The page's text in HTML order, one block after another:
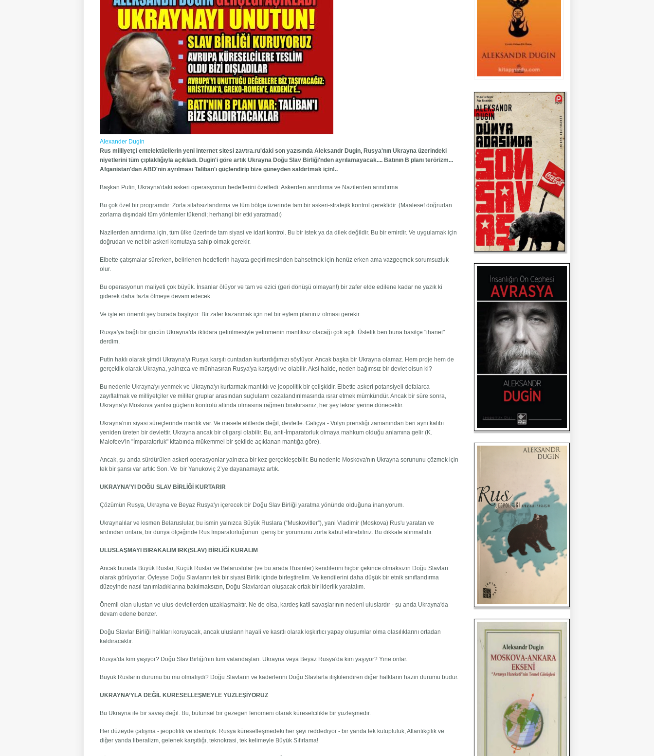
Alexander Dugin
Rus milliyetçi entelektüellerin yeni internet sitesi zavtra.ru'daki son yazısında Aleksandr Dugin, Rusya'nın Ukrayna üzerindeki
niyetlerini tüm çıplaklığıyla açıkladı. Dugin'i göre artık Ukrayna Doğu Slav Birliği'nden ayrılamayacak.... Batının B planı terörizm...
Afganistan'dan ABD'nin ayrılması Taliban'ı güçlendirip bize güneyden saldırtmak için!..
Başkan Putin, Ukrayna'daki askeri operasyonun hedeflerini özetledi: Askerden arındırma ve Nazilerden arındırma.
Bu çok özel bir programdır: Zorla silahsızlandırma ve tüm bölge üzerinde tam bir askeri-stratejik kontrol gereklidir. (Maalesef doğrudan
zorlama dışındaki tüm yöntemler tükendi; herhangi bir etki yaratmadı)
Nazilerden arındırma için, tüm ülke üzerinde tam siyasi ve idari kontrol. Bu bir istek ya da dilek değildir. Bu bir emirdir. Ve uygulamak için
doğrudan ve net bir askeri komutaya sahip olmak gerekir.
Elbette çatışmalar sürerken, belirlenen hedeflerin hayata geçirilmesinden bahsetmek için henüz erken ama vazgeçmek sorumsuzluk
olur.
Bu operasyonun maliyeti çok büyük. İnsanlar ölüyor ve tam ve ezici (geri dönüşü olmayan!) bir zafer elde edilene kadar ne yazık ki
giderek daha fazla ölmeye devam edecek.
Ve işte en önemli şey burada başlıyor: Bir zafer kazanmak için net bir eylem planınız olması gerekir.
Rusya'ya bağlı bir gücün Ukrayna'da iktidara getirilmesiyle yetinmenin mantıksız olacağı çok açık. Üstelik ben buna basitçe "ihanet"
derdim.
Putin haklı olarak şimdi Ukrayna'yı Rusya karşıtı cuntadan kurtardığımızı söylüyor. Ancak başka bir Ukrayna olamaz. Hem proje hem de
gerçeklik olarak Ukrayna, yalnızca ve münhasıran Rusya'ya karşıydı ve olabilir. Aksi halde, neden bağımsız bir devlet olsun ki?
Bu nedenle Ukrayna'yı yenmek ve Ukrayna'yı kurtarmak mantıklı ve jeopolitik bir çelişkidir. Elbette askeri potansiyeli defalarca
zayıflatmak ve milliyetçiler ve militer gruplar arasından suçluların cezalandırılmasında ısrar etmek mümkündür. Ancak bir süre sonra,
Ukrayna'yı Moskova yanlısı güçlerin kontrolü altında olmasına rağmen bırakırsanız, her şey tekrar yerine dönecektir.
Ukrayna'nın siyasi süreçlerinde mantık var. Ve mesele elitlerde değil, devlette. Galiçya - Volyn prensliği zamanından beri aynı kalıbı
yeniden üreten bir devlettir. Ukrayna ancak bir oligarşi olabilir. Bu, anti-İmparatorluk olmaya mahkum olduğu anlamına gelir (K.
Malofeev'in "İmparatorluk" kitabında mükemmel bir şekilde açıklanan mantığa göre).
Ancak, şu anda sürdürülen askeri operasyonlar yalnızca bir kez gerçekleşebilir. Bu nedenle Moskova'nın Ukrayna sorununu çözmek için
tek bir şansı var artık: Son. Ve bir Yanukoviç 2’ye dayanamayız artık.
UKRAYNA’YI DOĞU SLAV BİRLİĞİ KURTARIR
Çözümün Rusya, Ukrayna ve Beyaz Rusya'yı içerecek bir Doğu Slav Birliği yaratma yönünde olduğuna inanıyorum.
Ukraynalılar ve kısmen Belaruslular, bu ismin yalnızca Büyük Ruslara (“Muskovitler”), yani Vladimir (Moskova) Rus'u yaratan ve
ardından onlara, bir dünya ölçeğinde Rus İmparatorluğunun geniş bir yorumunu zorla kabul ettirebiliriz. Bu dikkate alınmalıdır.
ULUSLAŞMAYI BIRAKALIM IRK(SLAV) BİRLİĞİ KURALIM
Ancak burada Büyük Ruslar, Küçük Ruslar ve Belaruslular (ve bu arada Rusinler) kendilerini hiçbir çekince olmaksızın Doğu Slavları
olarak görüyorlar. Öyleyse Doğu Slavlarını tek bir siyasi Birlik içinde birleştirelim. Ve kendilerini daha düşük bir etnik sınıflandırma
düzeyinde nasıl tanımladıklarına bakılmaksızın, Doğu Slavlardan oluşacak ortak bir liderlik yaratalım.
Önemli olan ulustan ve ulus-devletlerden uzaklaşmaktır. Ne de olsa, kardeş katli savaşlarının nedeni uluslardır - şu anda Ukrayna'da
devam edene benzer.
Doğu Slavlar Birliği halkları koruyacak, ancak ulusların hayali ve kasıtlı olarak kışkırtıcı yapay oluşumlar olma olasılıklarını ortadan
kaldıracaktır.
Rusya'da kim yaşıyor? Doğu Slav Birliği'nin tüm vatandaşları. Ukrayna veya Beyaz Rusya'da kim yaşıyor? Yine onlar.
Büyük Rusların durumu bu mu olmalıydı? Doğu Slavların ve kaderlerini Doğu Slavlarla ilişkilendiren diğer halkların hazin durumu budur.
UKRAYNA’YLA DEĞİL KÜRESELLEŞMEYLE YÜZLEŞİYORUZ
Bu Ukrayna ile bir savaş değil. Bu, bütünsel bir gezegen fenomeni olarak küreselcilikle bir yüzleşmedir.
Her düzeyde çatışma - jeopolitik ve ideolojik. Rusya küreselleşmedeki her şeyi reddediyor - bir yanda tek kutupluluk, Atlantikçilik ve
diğer yanda liberalizm, gelenek karşıtlığı, teknokrasi, tek kelimeyle Büyük Sıfırlama!